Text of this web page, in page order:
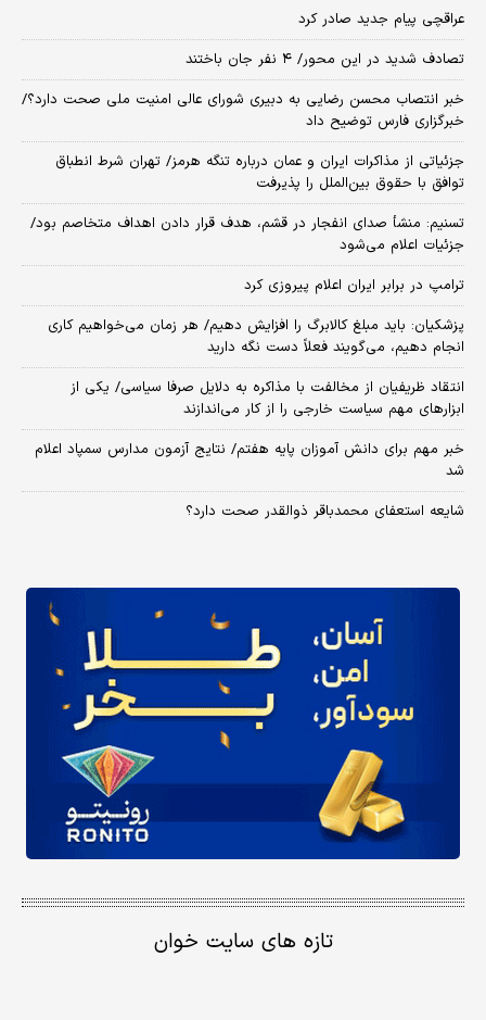
عراقچی پیام جدید صادر کرد
تصادف شدید در این محور/ ۴ نفر جان باختند
خبر انتصاب محسن رضایی به دبیری شورای عالی امنیت ملی صحت دارد؟/
خبرگزاری فارس توضیح داد
جزئیاتی از مذاکرات ایران و عمان درباره تنگه هرمز/ تهران شرط انطباق
توافق با حقوق بین‌الملل را پذیرفت
تسنیم: منشأ صدای انفجار در قشم، هدف قرار دادن اهداف متخاصم بود/
جزئیات اعلام می‌شود
ترامپ در برابر ایران اعلام پیروزی کرد
پزشکیان: باید مبلغ کالابرگ را افزایش دهیم/ هر زمان می‌خواهیم کاری
انجام دهیم، می‌گویند فعلاً دست نگه دارید
انتقاد ظریفیان از مخالفت با مذاکره به دلایل صرفا سیاسی/ یکی از
ابزارهای مهم سیاست خارجی را از کار می‌اندازند
خبر مهم برای دانش آموزان پایه هفتم/ نتایج آزمون مدارس سمپاد اعلام
شد
شایعه استعفای محمدباقر ذوالقدر صحت دارد؟
تازه های سایت خوان